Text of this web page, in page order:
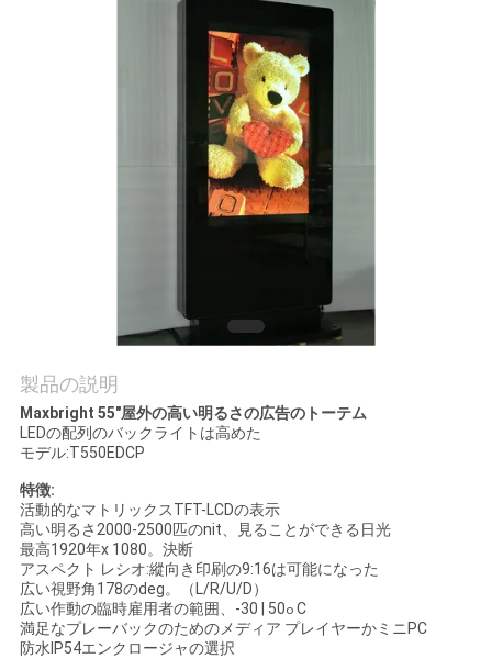
連
絡
し
な
さ
い
製品の説明
Maxbright 55"屋外の高い明るさの広告のトーテム
LEDの配列のバックライトは高めた
モデル:T550EDCP
特徴:
活動的なマトリックスTFT-LCDの表示
高い明るさ2000-2500匹のnit、見ることができる日光
最高1920年x 1080。決断
アスペクト レシオ:縱向き印刷の9:16は可能になった
広い視野角178のdeg。（L/R/U/D）
広い作動の臨時雇用者の範囲、-30 | 50oC
満足なプレーバックのためのメディア プレイヤーかミニPC
防水IP54エンクロージャの選択